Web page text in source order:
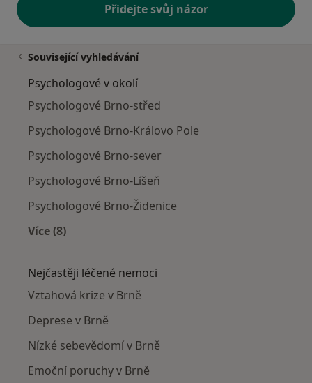
Přidejte svůj názor
Související vyhledávání
Psychologové v okolí
Psychologové Brno-střed
Psychologové Brno-Královo Pole
Psychologové Brno-sever
Psychologové Brno-Líšeň
Psychologové Brno-Židenice
Více (8)
Nejčastěji léčené nemoci
Vztahová krize v Brně
Deprese v Brně
Nízké sebevědomí v Brně
Emoční poruchy v Brně